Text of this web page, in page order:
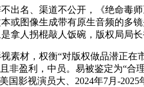
名、渠道不公开，《绝命毒师
或图像生成带有原生音频的多
拿人拐棍敲人饭碗，版权局局长
材，权衡“对版权做品潜正在市
非盈利，中员。易被鉴定为“合
国影视演员大、2024年7月-